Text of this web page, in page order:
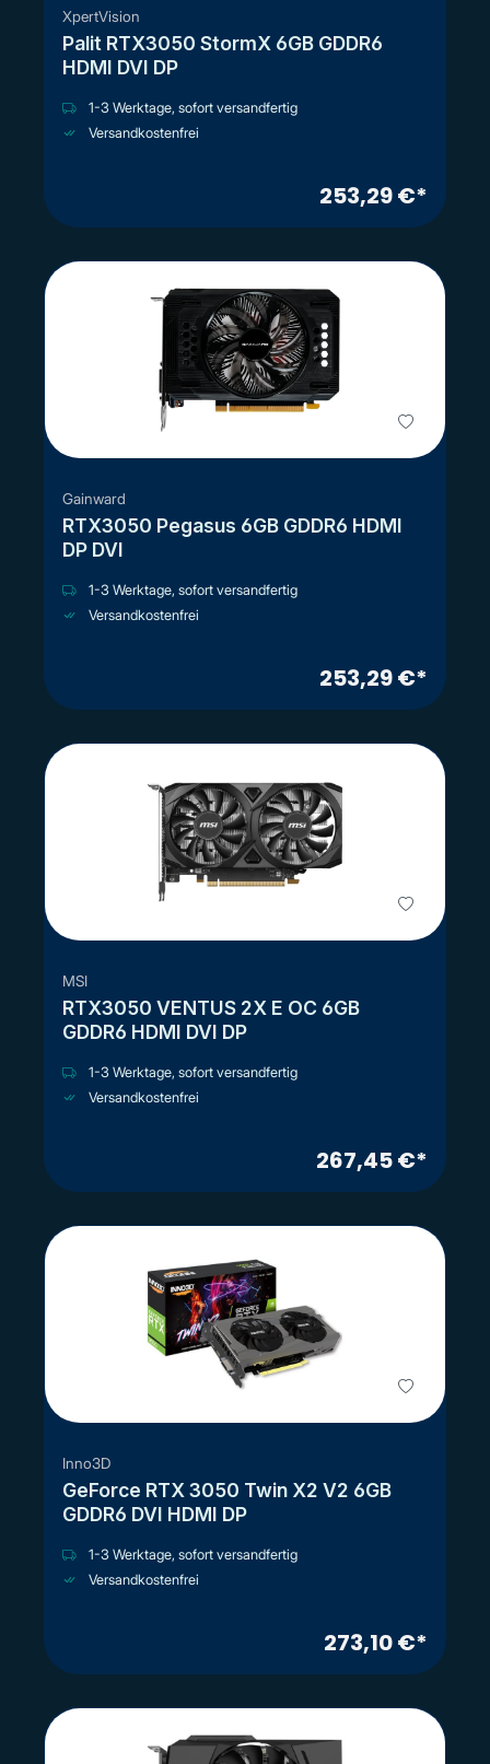
XpertVision
Palit RTX3050 StormX 6GB GDDR6
HDMI DVI DP
1-3 Werktage, sofort versandfertig
Versandkostenfrei
253,29 €*
Gainward
RTX3050 Pegasus 6GB GDDR6 HDMI
DP DVI
1-3 Werktage, sofort versandfertig
Versandkostenfrei
253,29 €*
MSI
RTX3050 VENTUS 2X E OC 6GB
GDDR6 HDMI DVI DP
1-3 Werktage, sofort versandfertig
Versandkostenfrei
267,45 €*
Inno3D
GeForce RTX 3050 Twin X2 V2 6GB
GDDR6 DVI HDMI DP
1-3 Werktage, sofort versandfertig
Versandkostenfrei
273,10 €*